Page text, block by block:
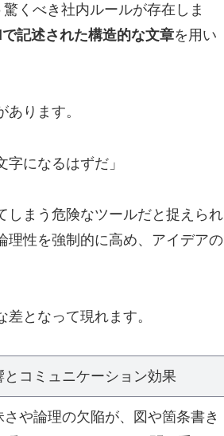
くべき社内ルールが存在しま
記述された構造的な文章を用い
ります。
になるはずだ」
しまう危険なツールだと捉えられ
理性を強制的に高め、アイデアの
となって現れます。
とコミュニケーション効果
さや論理の欠陥が、図や箇条書き